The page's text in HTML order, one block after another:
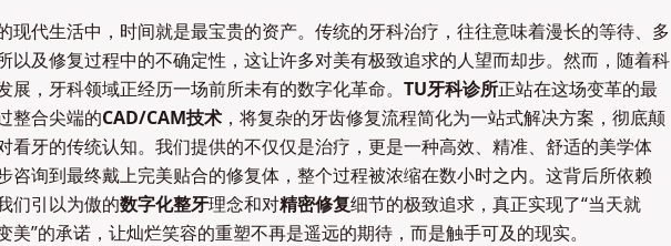
现代生活中，时间就是最宝贵的资产。传统的牙科治疗，往往意味着漫长的等待、多
以及修复过程中的不确定性，这让许多对美有极致追求的人望而却步。然而，随着科
展，牙科领域正经历一场前所未有的数字化革命。 TU牙科诊所正站在​​这场变革的最
整合尖端的CAD/CAM技术 ，将复杂的牙齿修复流程简化为一站式解决方案，彻底颠
看牙的传统认知。我们提供的不仅仅是治疗，更是一种高效、精准、舒适的美学体
咨询到最终戴上完美贴合的修复体，整个过程被浓缩在数小时之内。这背后所依赖
们引以为傲的数字化整牙理念和对精密修复细节的极致追求，真正实现了“当天就
美”的承诺，让灿烂笑容的重塑不再是遥远的期待，而是触手可及的现实。